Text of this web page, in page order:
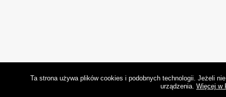
Ta strona używa plików cookies i podobnych technologii. Jeżeli
urządzenia. Więcej w